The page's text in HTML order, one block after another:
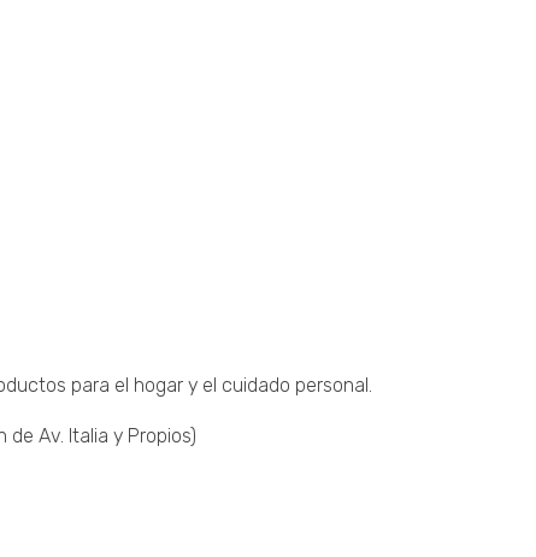
para el hogar y el cuidado personal.
Av. Italia y Propios)